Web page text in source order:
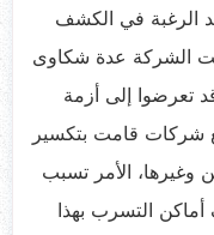
الرغبة في الكشف
الشركة عدة شكاوى
تعرضوا إلى أزمة
شركات قامت بتكسير
وغيرها، الأمر تسبب
التسرب بهذا